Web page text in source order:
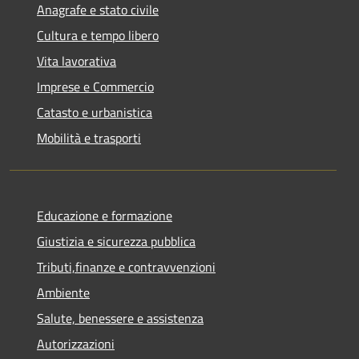
Anagrafe e stato civile
Cultura e tempo libero
Vita lavorativa
Imprese e Commercio
Catasto e urbanistica
Mobilità e trasporti
Educazione e formazione
Giustizia e sicurezza pubblica
Tributi,finanze e contravvenzioni
Ambiente
Salute, benessere e assistenza
Autorizzazioni